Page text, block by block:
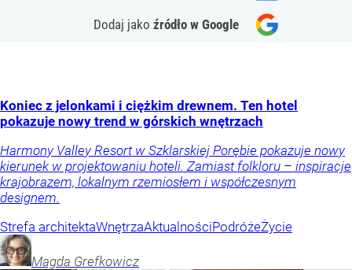
Dodaj jako źródło w Google
Koniec z jelonkami i ciężkim drewnem. Ten hotel
pokazuje nowy trend w górskich wnętrzach
Harmony Valley Resort w Szklarskiej Porębie pokazuje nowy
kierunek w projektowaniu hoteli. Zamiast folkloru – inspiracje
krajobrazem, lokalnym rzemiosłem i współczesnym
designem.
Strefa architektaWnętrzaAktualnościPodróżeŻycie
Magda Grefkowicz